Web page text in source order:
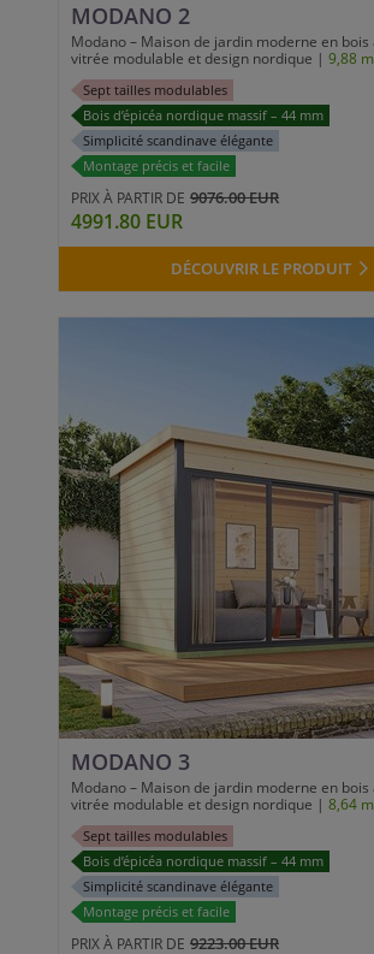
MODANO 2
Modano – Maison de jardin moderne en bois
vitrée modulable et design nordique | 9,88
Sept tailles modulables
Bois d’épicéa nordique massif – 44 mm
Simplicité scandinave élégante
Montage précis et facile
PRIX À PARTIR DE 9076.00 EUR
4991.80 EUR
DÉCOUVRIR LE PRODUIT
MODANO 3
Modano – Maison de jardin moderne en bois
vitrée modulable et design nordique | 8,64
Sept tailles modulables
Bois d’épicéa nordique massif – 44 mm
Simplicité scandinave élégante
Montage précis et facile
PRIX À PARTIR DE 9223.00 EUR